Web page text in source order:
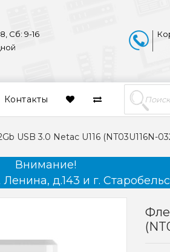
Сб: 9-16
Контакты
USB 3.0 Netac U116 (NT03U116N-
Внимание!
д.143 и г.